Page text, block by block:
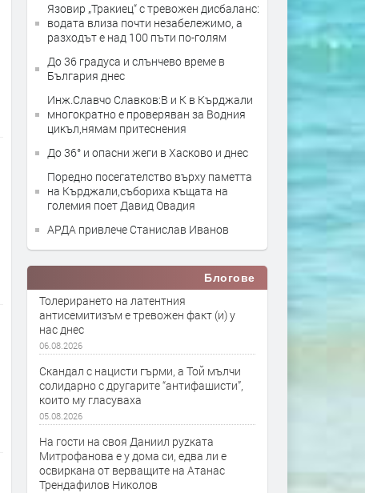
Язовир „Тракиец“ с тревожен дисбаланс:
водата влиза почти незабележимо, а
разходът е над 100 пъти по-голям
До 36 градуса и слънчево време в
България днес
Инж.Славчо Славков:В и К в Кърджали
многократно е проверяван за Водния
цикъл,нямам притеснения
До 36° и опасни жеги в Хасково и днес
Поредно посегателство върху паметта
на Кърджали,събориха къщата на
големия поет Давид Овадия
АРДА привлече Станислав Иванов
Блогове
Толерирането на латентния
антисемитизъм е тревожен факт (и) у
нас днес
06.08.2026
Скандал с нацисти гърми, а Той мълчи
солидарно с другарите “антифашисти”,
които му гласуваха
05.08.2026
На гости на своя Даниил руzката
Митрофанова е у дома си, едва ли е
освиркана от верващите на Атанас
Трендафилов Николов